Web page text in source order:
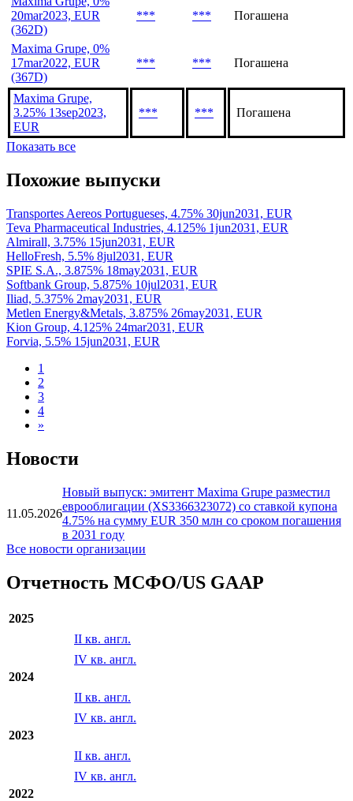
Maxima Grupe,
6.25% 12jul2027,
EUR
*** *** Досрочно погашена
Maxima Grupe, 0%
20mar2023, EUR
(362D)
*** *** Погашена
Maxima Grupe, 0%
17mar2022, EUR
(367D)
*** *** Погашена
Maxima Grupe,
EUR
Похожие выпуски
Transportes Aereos Portugueses, 4.75% 30jun2031, EUR
Teva Pharmaceutical Industries, 4.125% 1jun2031, EUR
Almirall, 3.75% 15jun2031, EUR
HelloFresh, 5.5% 8jul2031, EUR
SPIE S.A., 3.875% 18may2031, EUR
Softbank Group, 5.875% 10jul2031, EUR
Iliad, 5.375% 2may2031, EUR
Metlen Energy&Metals, 3.875% 26may2031, EUR
Kion Group, 4.125% 24mar2031, EUR
Forvia, 5.5% 15jun2031, EUR
1
4
Новости
Новый выпуск: эмитент Maxima Grupe разместил
еврооблигации (XS3366323072) со ставкой купона
4.75% на сумму EUR 350 млн со сроком погашения
в 2031 году
Отчетность МСФО/US GAAP
2025
II кв. англ.
IV кв. англ.
2024
II кв. англ.
IV кв. англ.
2023